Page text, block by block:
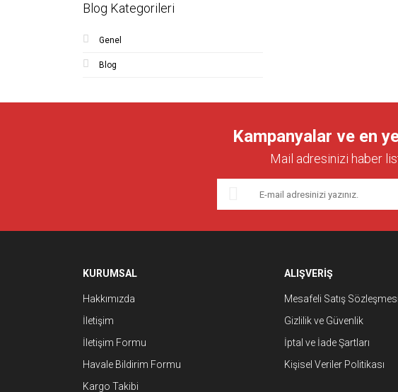
Blog Kategorileri
Genel
Blog
Kampanyalar ve en
Mail adresinizi haber
KURUMSAL
Hakkımızda
İletişim
İletişim Formu
Havale Bildirim Formu
Kargo Takibi
ALIŞVERİŞ
Mesafeli Satış Sözleşmesi
Gizlilik ve Güvenlik
İptal ve İade Şartları
Kişisel Veriler Politikası